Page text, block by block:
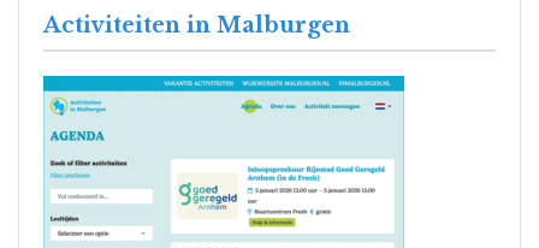
Activiteiten in Malburgen